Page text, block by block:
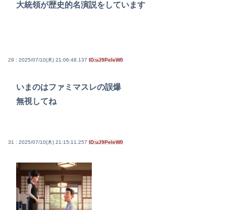
大統領が歴史的名演説をしています
29 : 2025/07/10(木) 21:06:48.137 ID:uJ9PeIeW0
いまのはファミマスレの誤爆
無視してね
31 : 2025/07/10(木) 21:15:11.257 ID:uJ9PeIeW0